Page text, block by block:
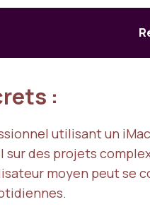
:
utilisant un
sur des projets
moyen peut se